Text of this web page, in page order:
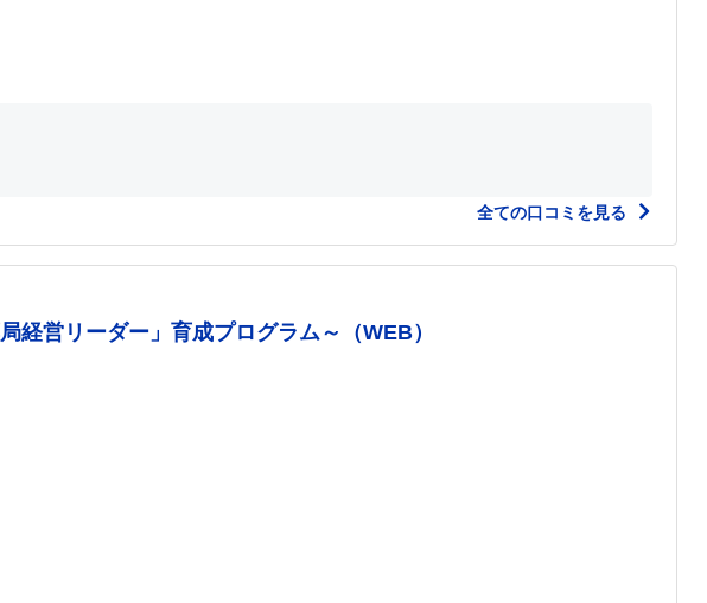
全ての口コミを見る
経営リーダー」育成プログラム～（WEB）